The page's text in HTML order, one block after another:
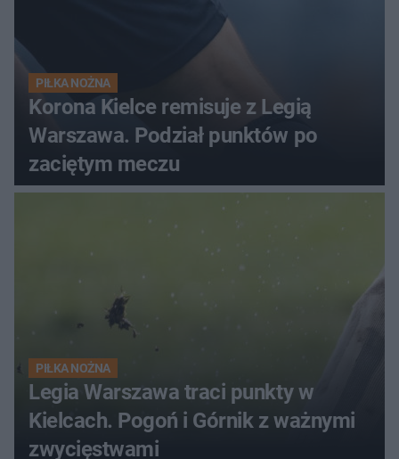
PIŁKA NOŻNA
Korona Kielce remisuje z Legią
Warszawa. Podział punktów po
zaciętym meczu
PIŁKA NOŻNA
Legia Warszawa traci punkty w
Kielcach. Pogoń i Górnik z ważnymi
zwycięstwami